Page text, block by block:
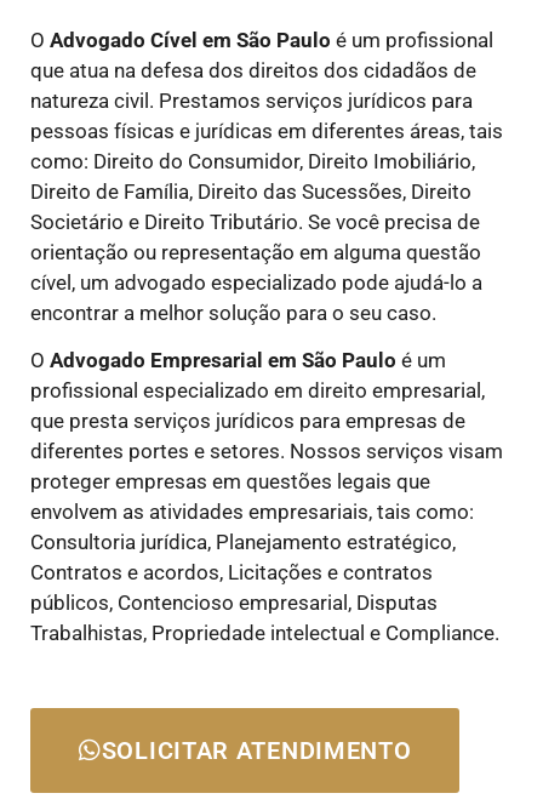
O Advogado Cível em São Paulo é um profissional
que atua na defesa dos direitos dos cidadãos de
natureza civil. Prestamos serviços jurídicos para
pessoas físicas e jurídicas em diferentes áreas, tais
como: Direito do Consumidor, Direito Imobiliário,
Direito de Família, Direito das Sucessões, Direito
Societário e Direito Tributário. Se você precisa de
orientação ou representação em alguma questão
cível, um advogado especializado pode ajudá-lo a
encontrar a melhor solução para o seu caso.
O Advogado Empresarial em São Paulo é um
profissional especializado em direito empresarial,
que presta serviços jurídicos para empresas de
diferentes portes e setores. Nossos serviços visam
proteger empresas em questões legais que
envolvem as atividades empresariais, tais como:
Consultoria jurídica, Planejamento estratégico,
Contratos e acordos, Licitações e contratos
públicos, Contencioso empresarial, Disputas
Trabalhistas, Propriedade intelectual e Compliance.
SOLICITAR ATENDIMENTO